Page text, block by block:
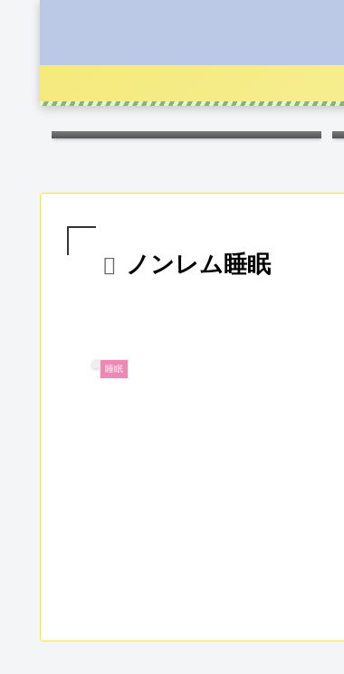
ノンレム睡眠
睡眠